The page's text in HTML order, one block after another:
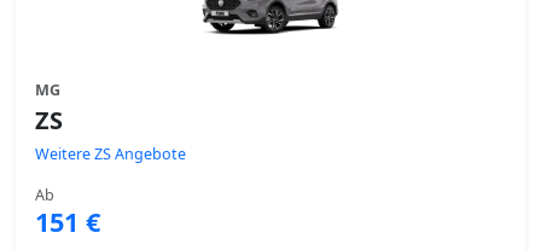
MG
ZS
Weitere ZS Angebote
Ab
151 €